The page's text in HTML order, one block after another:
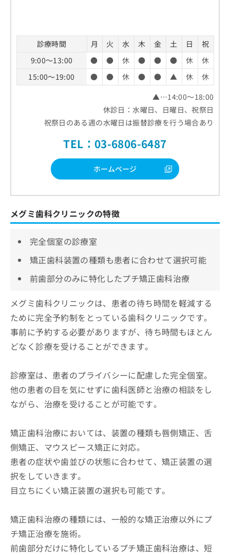
診療時間 月 火 水 木 金 土 日
祝
9:00～13:00
● ● 休 ● ● ● 休
休
15:00～19:00
● ● 休 ● ● ▲ 休
休
▲…14:00～18:00
休診日：水曜日、日曜日、祝祭日
祝祭日のある週の水曜日は振替診療を行う場合あり
TEL：03-6806-6487
ホームページ
メグミ歯科クリニックの特徴
完全個室の診療室
矯正歯科装置の種類も患者に合わせて選択可能
前歯部分のみに特化したプチ矯正歯科治療
メグミ歯科クリニックは、患者の待ち時間を軽減する
ために完全予約制をとっている歯科クリニックです。
事前に予約する必要がありますが、待ち時間もほとん
どなく診療を受けることができます。
診療室は、患者のプライバシーに配慮した完全個室。
他の患者の目を気にせずに歯科医師と治療の相談をし
ながら、治療を受けることが可能です。
矯正歯科治療においては、装置の種類も唇側矯正、舌
側矯正、マウスピース矯正に対応。
患者の症状や歯並びの状態に合わせて、矯正装置の選
択をしていきます。
目立ちにくい矯正装置の選択も可能です。
矯正歯科治療の種類には、一般的な矯正治療以外にプ
チ矯正治療を施術。
前歯部分だけに特化しているプチ矯正歯科治療は、短